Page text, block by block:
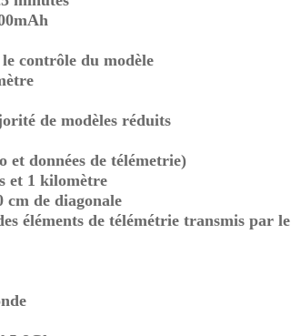
contrôle du modèle
de modèles réduits
et données de télémetrie)
et 1 kilomètre
cm de diagonale
éléments de télémétrie transmis par le